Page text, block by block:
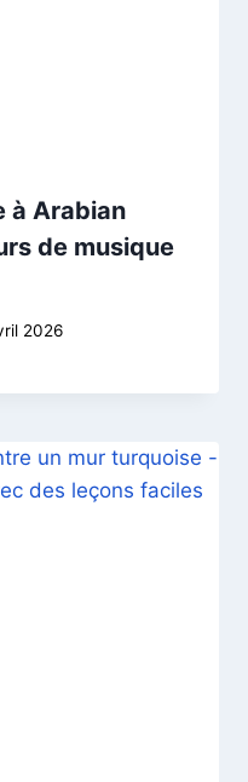
à Arabian
de musique
2026